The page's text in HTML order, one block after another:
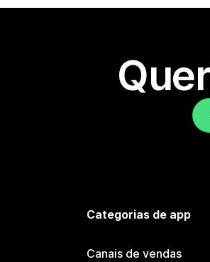
Categorias de app
Canais de vendas